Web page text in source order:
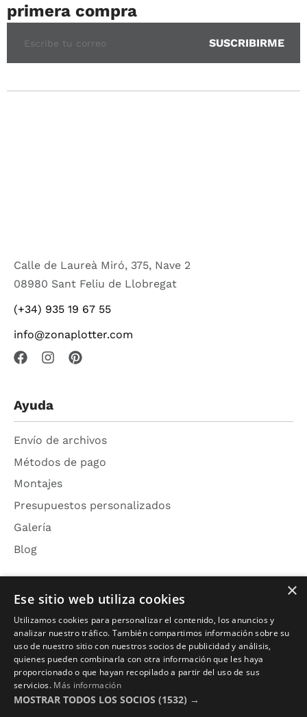
primera compra
Calle de Laureà Miró, 375, Nave 2
08980 Sant Feliu de Llobregat
(+34) 935 19 67 55
info@zonaplotter.com
Ayuda
Envío de archivos
Métodos de pago
Montajes
Presupuestos personalizados
Galería
Blog
Acerca de
Nosotros
Contacto
Aviso Legal
Política de Privacidad
×
Ese sitio web utiliza cookies
Utilizamos cookies para personalizar el contenido, los anuncios y
analizar nuestro tráfico. También compartimos información sobre su
uso de nuestro sitio con nuestros socios de publicidad y análisis,
quienes pueden combinarla con otra información que les haya
proporcionado o que hayan recopilado a partir del uso de sus
servicios. Más información
MOSTRAR TODOS LOS SOCIOS (1532) →